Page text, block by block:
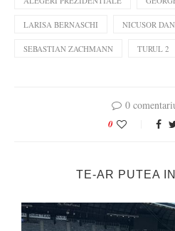
LARISA BERNASCHI NICUSOR DAN
SEBASTIAN ZACHMANN TURUL 2
0
0
TE-AR PUTEA